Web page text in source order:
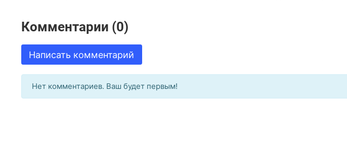
Комментарии (0)
Написать комментарий
Нет комментариев. Ваш будет первым!